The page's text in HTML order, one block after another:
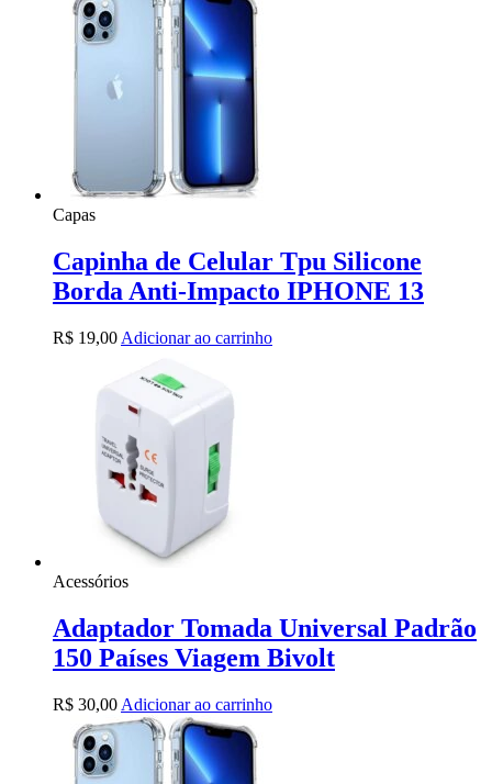
Capas
Capinha de Celular Tpu Silicone
Borda Anti-Impacto IPHONE 13
R$ 19,00 Adicionar ao carrinho
Acessórios
Adaptador Tomada Universal Padrão
150 Países Viagem Bivolt
R$ 30,00 Adicionar ao carrinho